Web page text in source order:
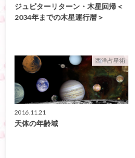
ジュピターリターン・木星回帰＜
2034年までの木星運行暦＞
西洋占星術
2016.11.21
天体の年齢域